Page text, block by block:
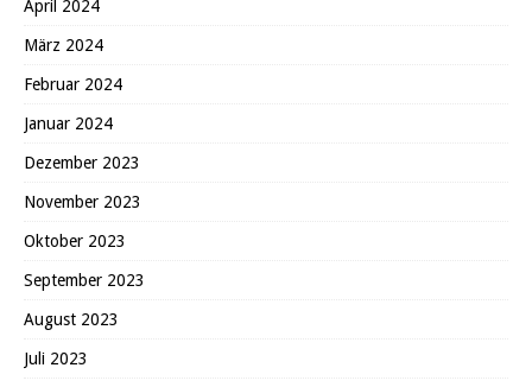
April 2024
März 2024
Februar 2024
Januar 2024
Dezember 2023
November 2023
Oktober 2023
September 2023
August 2023
Juli 2023